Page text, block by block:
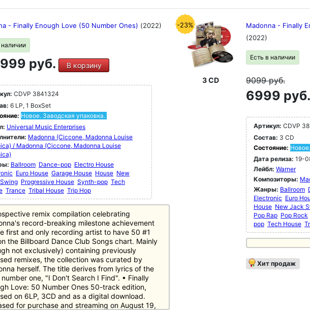
- Finally Enough Love (50 Number Ones) (2022)
наличии
руб. В корзину
CDVP 3841324
6 LP, 1 BoxSet
Новое. Заводская упаковка.
Universal Music Enterprises
Madonna (Ciccone, Madonna Louise
/ Madonna (Ciccone, Madonna Louise
Ballroom Dance-pop Electro House
Euro House Garage House House New
Progressive House Synth-pop Tech
Trance Tribal House Trip Hop
remix compilation celebrating
record-breaking milestone achievement
first and only recording artist to have 50 #1
the Billboard Dance Club Songs chart. Mainly
not exclusively) containing previously
remixes, the collection was curated by
herself. The title derives from lyrics of the
one, "I Don't Search I Find". • Finally
Love: 50 Number Ones 50-track edition,
on 6LP, 3CD and as a digital download.
for purchase and streaming on August 19,
-23%
3 CD
Madonna - Finally
(2022)
Есть в наличии
9099руб.
6999 руб.
Артикул: CDVP
Состав: 3 CD
Состояние:
Дата релиза: 19-
Лейбл: Warner
Композиторы:
Жанры: Ballroom
Electronic Euro
House New Jack
Pop Rap Pop Rock
pop Tech House
Хит продаж